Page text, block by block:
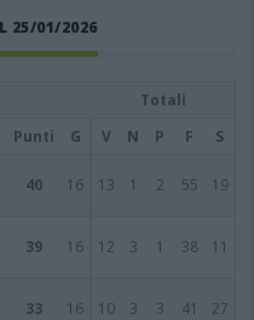
25/01/2026
Totali
Punti G V N P F S
40 16 13 1 2 55 19
39 16 12 3 1 38 11
33 16 10 3 3 41 27